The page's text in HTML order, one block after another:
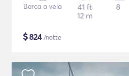
Barca a vela
41 ft
12 m
8
$824/notte